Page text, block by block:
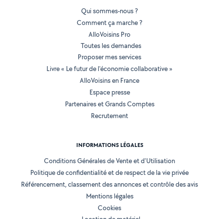
Qui sommes-nous ?
Comment ça marche ?
AlloVoisins Pro
Toutes les demandes
Proposer mes services
Livre « Le futur de l'économie collaborative »
AlloVoisins en France
Espace presse
Partenaires et Grands Comptes
Recrutement
INFORMATIONS LÉGALES
Conditions Générales de Vente et d'Utilisation
Politique de confidentialité et de respect de la vie privée
Référencement, classement des annonces et contrôle des avis
Mentions légales
Cookies